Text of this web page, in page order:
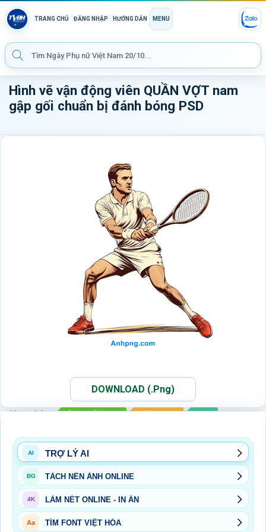
TRANG CHỦ ĐĂNG NHẬP HƯỚNG DẪN MENU
Hình vẽ vận động viên QUẦN VỢT nam
gập gối chuẩn bị đánh bóng PSD
DOWNLOAD (.Png)
Xem thêm:
AI TRỢ LÝ AI
BG TÁCH NỀN ẢNH ONLINE
4K LÀM NÉT ONLINE - IN ẤN
Aa TÌM FONT VIỆT HÓA